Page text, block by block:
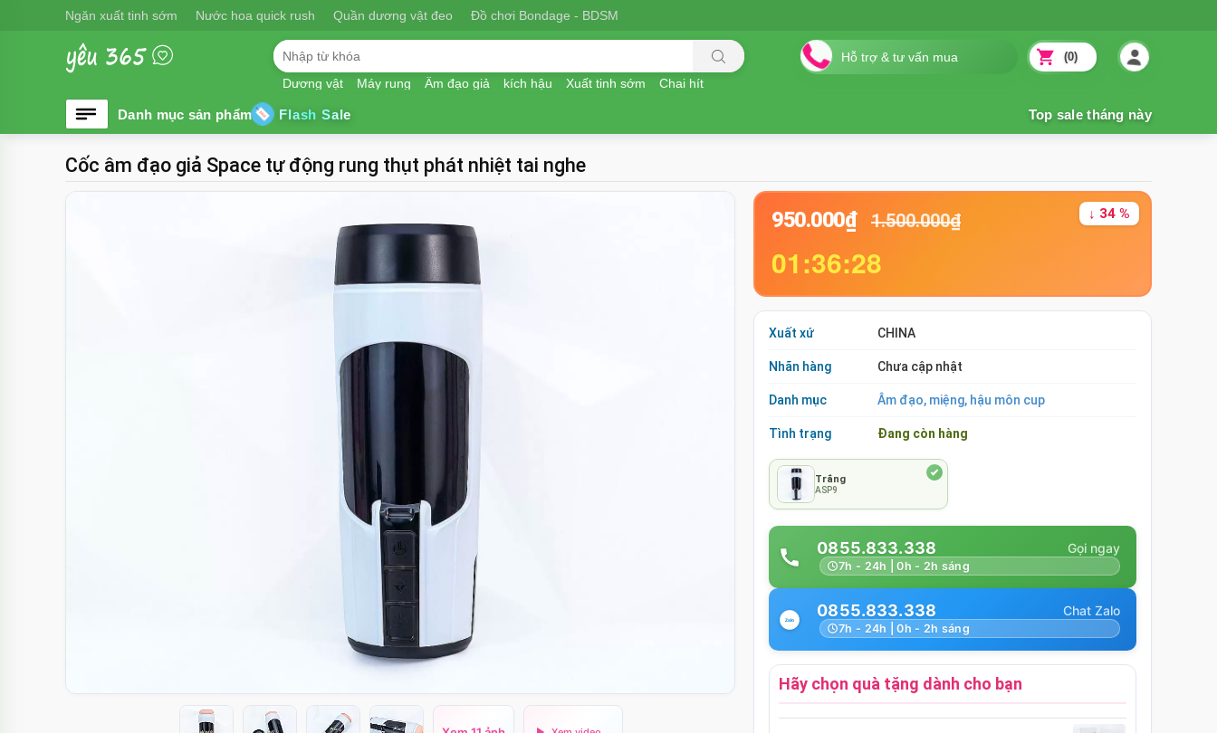
Ngăn xuất tinh sớm Nước hoa quick rush Quần dương vật đeo Đồ chơi Bondage - BDSM
Dương vật Máy rung Âm đạo giả kích hậu Xuất tinh sớm Chai hít
(0)
Flash Sale
Cốc âm đạo giả Space tự động rung thụt phát nhiệt tai nghe
950.000₫ 1.500.000₫ ↓ 34 %
01:36:27
Xuất xứ CHINA
Nhãn hàng Chưa cập nhật
Danh mục Âm đạo, miệng, hậu môn cup
Tình trạng Đang còn hàng
Trắng
ASP9
0855.833.338
7h - 24h | 0h - 2h sáng
0855.833.338
7h - 24h | 0h - 2h sáng
Hãy chọn quà tặng dành cho bạn